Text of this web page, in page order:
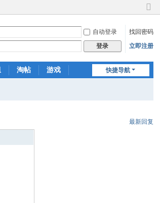
切
到
窄
自动登录
找回密码
登录 立即注册
快捷导航
淘帖
游戏
最新回复